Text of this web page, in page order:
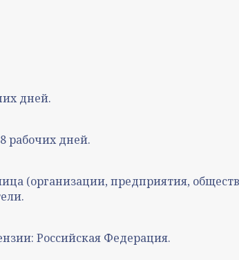
дней.
рабочих дней.
(организации, предприятия,
Российская Федерация.